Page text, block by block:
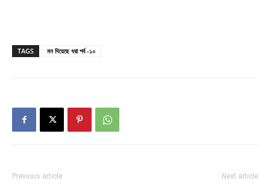
TAGS মন দিয়েছে ধরা পর্ব -১০
Previous article Next article